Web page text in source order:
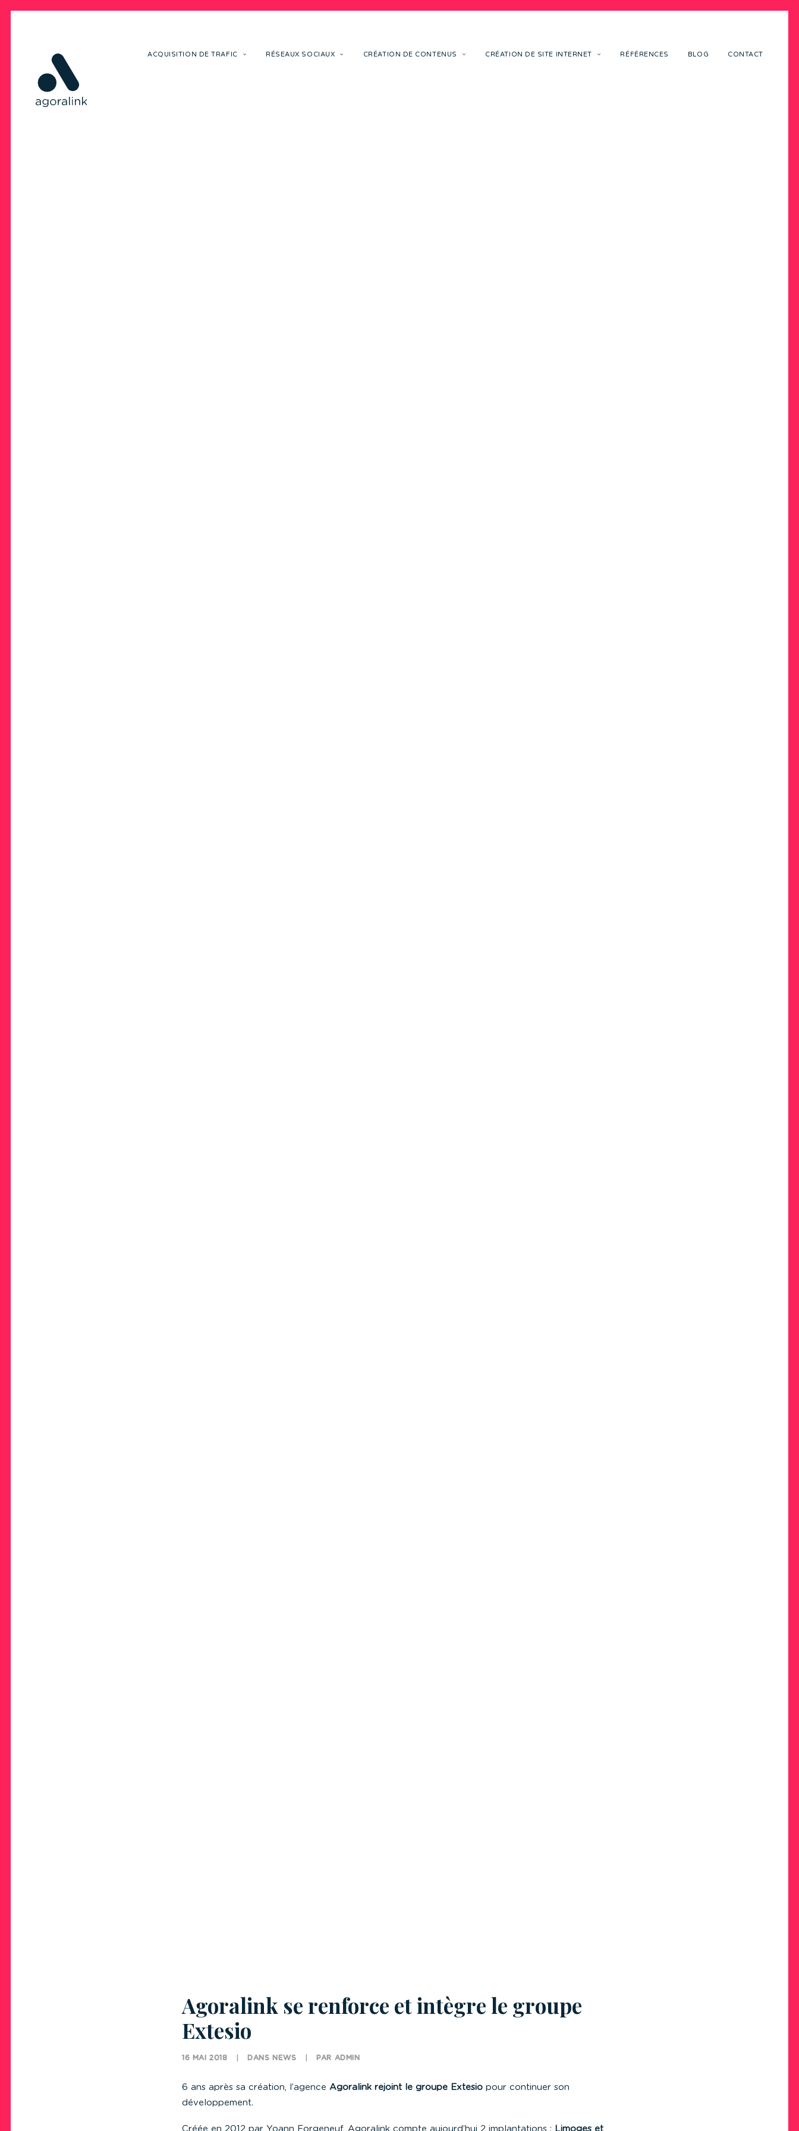
ACQUISITION DE TRAFIC RÉSEAUX SOCIAUX CRÉATION DE CONTENUS CRÉATION DE SITE INTERNET RÉFÉRENCES BLOG CONTACT
Agoralink se renforce et intègre le groupe
Extesio
16 MAI 2018 DANS NEWS PAR ADMIN
6 ans après sa création, l’agence Agoralink rejoint le groupe Extesio pour continuer son
développement.
Créée en 2012 par Yoann Forgeneuf, Agoralink compte aujourd’hui 2 implantations : Limoges et